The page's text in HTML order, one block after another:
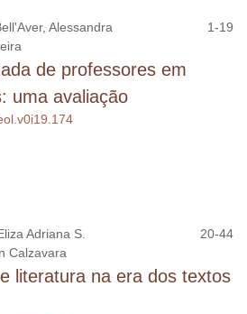
Alessandra
1-19
de professores em
uma avaliação
Adriana S.
Calzavara
20-44
literatura na era dos textos